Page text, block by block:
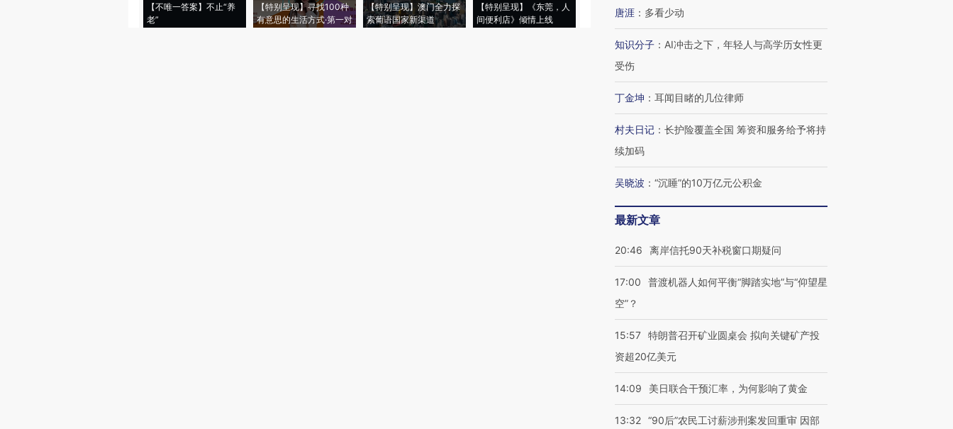
【不唯一答案】不止“养
老”
【特别呈现】寻找100种
有意思的生活方式·第一对
【特别呈现】澳门全力探
索葡语国家新渠道
【特别呈现】《东莞，人
间便利店》倾情上线
会，让数智科技“链”接产
唐涯 ： 多看少动
知识分子 ： AI冲击之下，年轻人与高学历女性更
受伤
丁金坤 ： 耳闻目睹的几位律师
村夫日记 ： 长护险覆盖全国 筹资和服务给予将持
续加码
吴晓波 ： “沉睡”的10万亿元公积金
最新文章
20:46 离岸信托90天补税窗口期疑问
17:00
普渡机器人如何平衡“脚踏实地”与“仰望星
空”？
15:57 特朗普召开矿业圆桌会 拟向关键矿产投
资超20亿美元
14:09 美日联合干预汇率，为何影响了黄金
13:32 “90后”农民工讨薪涉刑案发回重审 因部